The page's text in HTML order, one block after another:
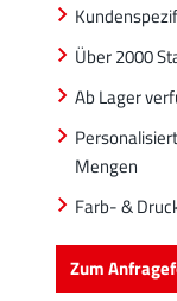
Über 2000
Ab Lager
Mengen
Farb- &